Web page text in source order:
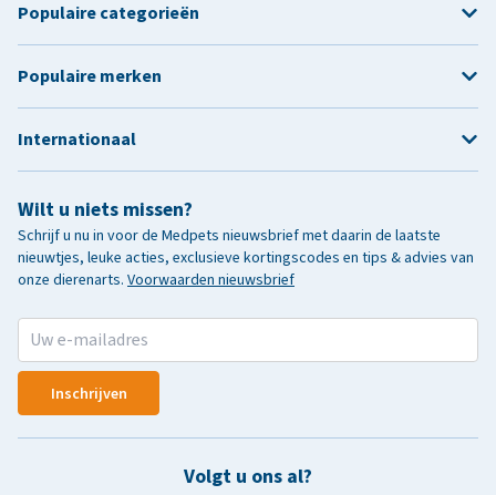
Wilt u niets missen?
Schrijf u nu in voor de Medpets nieuwsbrief met daarin de laatste
nieuwtjes, leuke acties, exclusieve kortingscodes en tips & advies van
onze dierenarts. Voorwaarden nieuwsbrief
Inschrijven
Volgt u ons al?
Populaire categorieën
Populaire merken
Internationaal